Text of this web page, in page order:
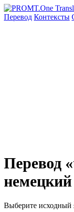
Перевод Контексты
Перевод
немецкий
Выберите исходный